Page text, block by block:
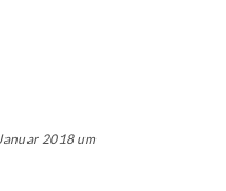
2018 um